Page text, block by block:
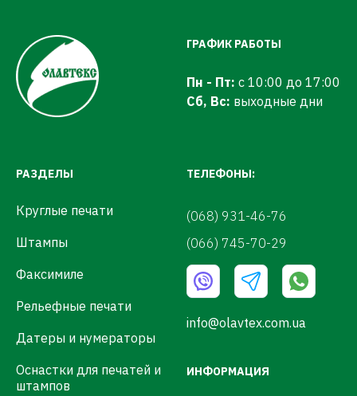
ГРАФИК РАБОТЫ
Пн - Пт: с 10:00 до 17:00
Сб, Вс: выходные дни
РАЗДЕЛЫ
Круглые печати
Штампы
Факсимиле
Рельефные печати
Датеры и нумераторы
Оснастки для печатей и
штампов
ТЕЛЕФОНЫ:
(068) 931-46-76
(066) 745-70-29
info@olavtex.com.ua
ИНФОРМАЦИЯ